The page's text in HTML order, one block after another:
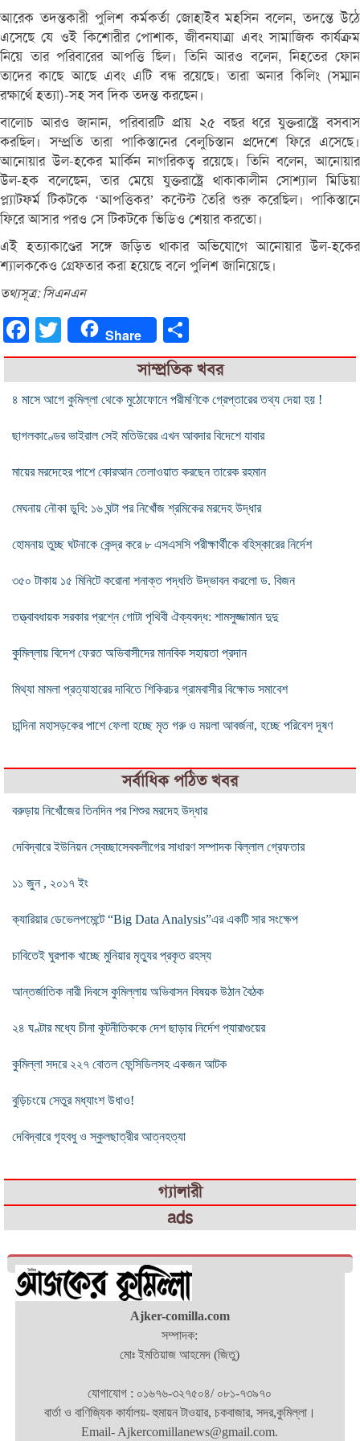
আরেক তদন্তকারী পুলিশ কর্মকর্তা জোহাইব মহসিন বলেন, তদন্তে উঠে
এসেছে যে ওই কিশোরীর পোশাক, জীবনযাত্রা এবং সামাজিক কার্যক্রম
নিয়ে তার পরিবারের আপত্তি ছিল। তিনি আরও বলেন, নিহতের ফোন
তাদের কাছে আছে এবং এটি বন্ধ রয়েছে। তারা অনার কিলিং (সম্মান
রক্ষার্থে হত্যা)-সহ সব দিক তদন্ত করছেন।
বালোচ আরও জানান, পরিবারটি প্রায় ২৫ বছর ধরে যুক্তরাষ্ট্রে বসবাস
করছিল। সম্প্রতি তারা পাকিস্তানের বেলুচিস্তান প্রদেশে ফিরে এসেছে।
আনোয়ার উল-হকের মার্কিন নাগরিকত্ব রয়েছে। তিনি বলেন, আনোয়ার
উল-হক বলেছেন, তার মেয়ে যুক্তরাষ্ট্রে থাকাকালীন সোশ্যাল মিডিয়া
প্ল্যাটফর্ম টিকটকে ‘আপত্তিকর’ কন্টেন্ট তৈরি শুরু করেছিল। পাকিস্তানে
ফিরে আসার পরও সে টিকটকে ভিডিও শেয়ার করতো।
এই হত্যাকাণ্ডের সঙ্গে জড়িত থাকার অভিযোগে আনোয়ার উল-হকের
শ্যালককেও গ্রেফতার করা হয়েছে বলে পুলিশ জানিয়েছে।
তথ্যসূত্র: সিএনএন
FacebookTwitter Share
সাম্প্রতিক খবর
৪ মাসে আগে কুমিল্লা থেকে মুঠোফোনে পরীমণিকে গ্রেপ্তারের তথ্য দেয়া হয় !
ছাগলকাণ্ডের ভাইরাল সেই মতিউরের এখন আবদার বিদেশে যাবার
মায়ের মরদেহের পাশে কোরআন তেলাওয়াত করছেন তারেক রহমান
মেঘনায় নৌকা ডুবি: ১৬ ঘন্টা পর নিখোঁজ শ্রমিকের মরদেহ উদ্ধার
হোমনায় তুচ্ছ ঘটনাকে কেন্দ্র করে ৮ এসএসসি পরীক্ষার্থীকে বহিস্কারের নির্দেশ
৩৫০ টাকায় ১৫ মিনিটে করোনা শনাক্ত পদ্ধতি উদ্ভাবন করলো ড. বিজন
তত্ত্বাবধায়ক সরকার প্রশ্নে গোটা পৃথিবী ঐক্যবদ্ধ: শামসুজ্জামান দুদু
কুমিল্লায় বিদেশ ফেরত অভিবাসীদের মানবিক সহায়তা প্রদান
মিথ্যা মামলা প্রত্যাহারের দাবিতে শিকিরচর গ্রামবাসীর বিক্ষোভ সমাবেশ
চান্দিনা মহাসড়কের পাশে ফেলা হচ্ছে মৃত গরু ও ময়লা আবর্জনা, হচ্ছে পরিবেশ দূষণ
সর্বাধিক পঠিত খবর
বরুড়ায় নিখোঁজের তিনদিন পর শিশুর মরদেহ উদ্ধার
দেবিদ্বারে ইউনিয়ন স্বেচ্ছাসেবকলীগের সাধারণ সম্পাদক বিল্লাল গ্রেফতার
১১ জুন , ২০১৭ ইং
ক্যারিয়ার ডেভেলপমেন্টে “Big Data Analysis”এর একটি সার সংক্ষেপ
চাবিতেই ঘুরপাক খাচ্ছে মুনিয়ার মৃত্যুর প্রকৃত রহস্য
আন্তর্জাতিক নারী দিবসে কুমিল্লায় অভিবাসন বিষয়ক উঠান বৈঠক
২৪ ঘণ্টার মধ্যে চীনা কূটনীতিককে দেশ ছাড়ার নির্দেশ প্যারাগুয়ের
কুমিল্লা সদরে ২২৭ বোতল ফেন্সিডিলসহ একজন আটক
বুড়িচংয়ে সেতুর মধ্যাংশ উধাও!
দেবিদ্বারে গৃহবধু ও স্কুলছাত্রীর আত্নহত্যা
গ্যালারী
ads
Ajker-comilla.com
সম্পাদক:
মোঃ ইমতিয়াজ আহমেদ (জিতু)
যোগাযোগ : ০১৬৭৬-৩২৭৫০৪/ ০৮১-৭৩৯৭০
বার্তা ও বাণিজ্যিক কার্যালয়- হুমায়ন টাওয়ার, চকবাজার, সদর,কুমিল্লা।
Email- Ajkercomillanews@gmail.com.